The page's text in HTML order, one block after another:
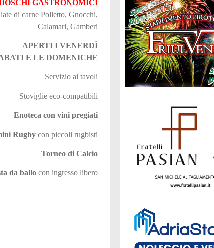
GASTRONOMICI
di carne Polletto, Gnocchi,
Calamari, Gamberi
APERTI I VENERDÌ
E LE DOMENICHE
Servizio ai tavoli
Stoviglie eco-compatibili
Enoteca con vini pregiati
Rugbycon piccoli rugbisti
Torneo di Calcio
da ballocon ingresso libero